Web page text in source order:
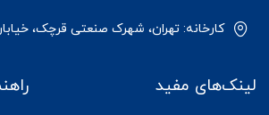
کارخانه: تهران، شهرک صنعتی قرچک، خیابان
لینک‌های مفید